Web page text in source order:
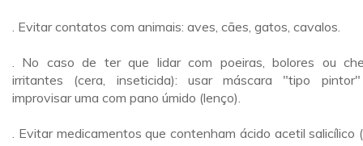
. Evitar contatos com animais: aves, cães, gatos, cavalos.
. No caso de ter que lidar com poeiras, bolores ou
irritantes (cera, inseticida): usar máscara "tipo
improvisar uma com pano úmido (lenço).
. Evitar medicamentos que contenham ácido acetil salicílico